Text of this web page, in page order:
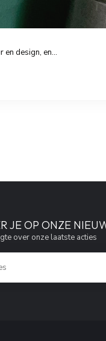
design, en...
JE OP ONZE
over onze laatste acties